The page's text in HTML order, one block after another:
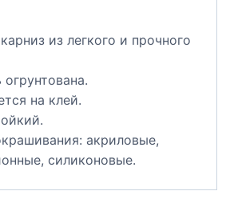
из легкого и прочного
на клей.
акриловые,
силиконовые.